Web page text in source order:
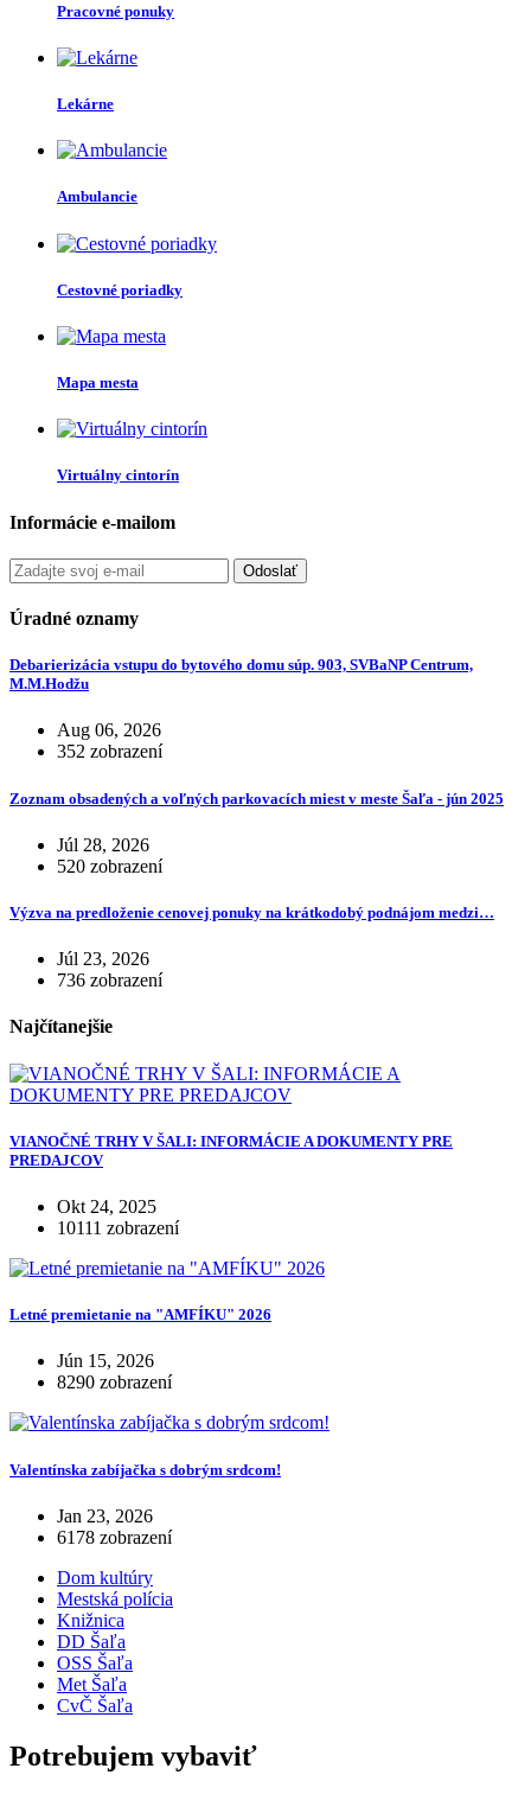
Pracovné ponuky
Lekárne
Ambulancie
Cestovné poriadky
Mapa mesta
Virtuálny cintorín
Informácie e-mailom
Odoslať
Úradné oznamy
Debarierizácia vstupu do bytového domu súp. 903, SVBaNP Centrum,
M.M.Hodžu
Aug 06, 2026
352 zobrazení
Zoznam obsadených a voľných parkovacích miest v meste Šaľa - jún 2025
Júl 28, 2026
520 zobrazení
Výzva na predloženie cenovej ponuky na krátkodobý podnájom medzi…
Júl 23, 2026
736 zobrazení
Najčítanejšie
VIANOČNÉ TRHY V ŠALI: INFORMÁCIE A DOKUMENTY PRE
PREDAJCOV
Okt 24, 2025
10111 zobrazení
Letné premietanie na "AMFÍKU" 2026
Jún 15, 2026
8290 zobrazení
Valentínska zabíjačka s dobrým srdcom!
Jan 23, 2026
6178 zobrazení
Dom kultúry
Mestská polícia
Knižnica
DD Šaľa
OSS Šaľa
Met Šaľa
CvČ Šaľa
Potrebujem vybaviť